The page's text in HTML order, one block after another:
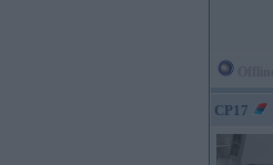
CP17